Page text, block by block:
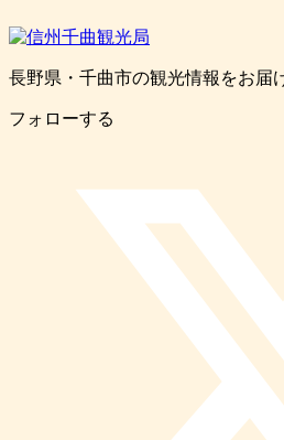
長野県・千曲市の観光情報をお届
フォローする